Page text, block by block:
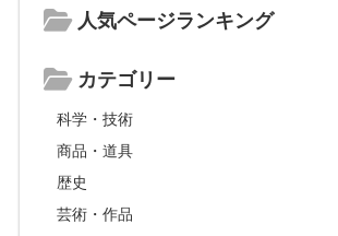
人気ページランキング
カテゴリー
科学・技術
商品・道具
歴史
芸術・作品